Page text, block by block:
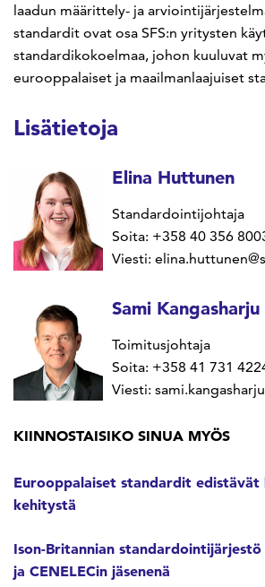
laadun määrittely- ja
standardit ovat osa SFS:n yritysten
standardikokoelmaa, johon kuuluvat
eurooppalaiset ja maailmanlaajuiset
Lisätietoja
Elina Huttunen
Standardointijohtaja
Soita: +358 40 356
Viesti:
Sami Kangasharju
Toimitusjohtaja
Soita: +358 41 731
Viesti:
KIINNOSTAISIKO SINUA MYÖS
Eurooppalaiset standardit edistävät
kehitystä
Ison-Britannian standardointijärjestö
ja CENELECin jäsenenä